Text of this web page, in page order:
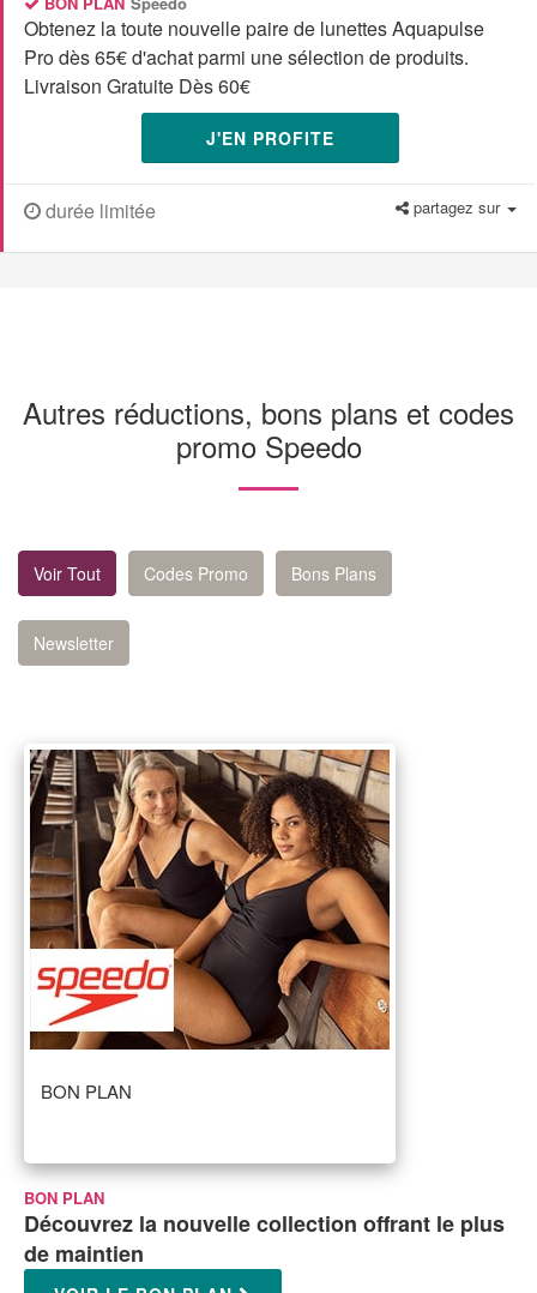
Obtenez la toute nouvelle paire de lunettes Aquapulse
Pro dès 65€ d'achat parmi une sélection de produits.
Livraison Gratuite Dès 60€
J'EN PROFITE
durée limitée partagez sur
Autres réductions, bons plans et codes
promo Speedo
Voir Tout Codes Promo Bons Plans
Newsletter
BON PLAN
BON PLAN
Découvrez la nouvelle collection offrant le plus
de maintien